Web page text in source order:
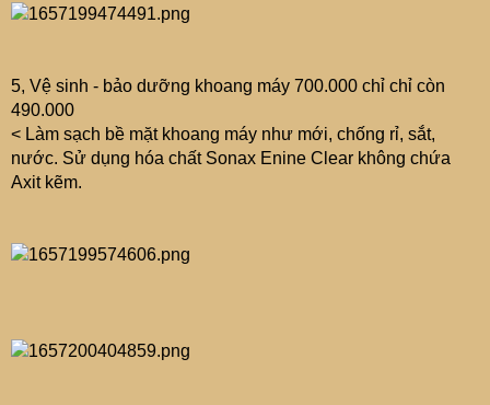
5, Vệ sinh - bảo dưỡng khoang máy 700.000 chỉ chỉ còn
490.000
< Làm sạch bề mặt khoang máy như mới, chống rỉ, sắt,
nước. Sử dụng hóa chất Sonax Enine Clear không chứa
Axit kẽm.